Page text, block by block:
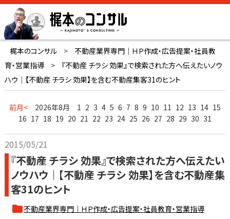
梶本のコンサル >
不動産業界専門｜ＨＰ作成・広告提案・社員教
育・営業指導
>
『不動産 チラシ 効果』で検索された方へ伝えたいノウ
ハウ｜【不動産 チラシ 効果】を含む不動産集客31のヒント
前月< 2026年8月 1 2 3 4 5 6 7 8 9 10 11 12 13 14 15
16 17 18 19 20 21 22 23 24 25 26 27 28 29 30 31
2015/05/21
『不動産 チラシ 効果』で検索された方へ伝えたい
ノウハウ｜【不動産 チラシ 効果】を含む不動産集
客31のヒント
不動産業界専門｜ＨＰ作成・広告提案・社員教育・営業指導